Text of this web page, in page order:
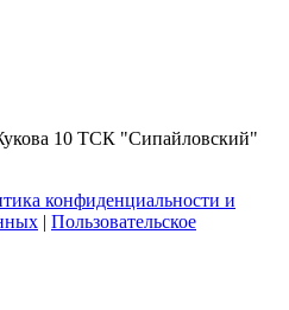
10 ТСК "Сипайловский"
конфиденциальности и
| Пользовательское